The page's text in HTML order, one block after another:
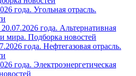
года. Угольная отрасль.
года. Альтернативная
мира. Подборка новостей
года. Нефтегазовая отрасль.
года. Электроэнергетическая